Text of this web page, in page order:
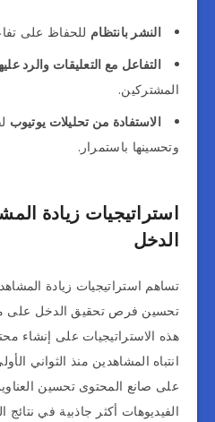
النشر بانتظام للحفاظ على
التفاعل مع التعليقات والرد
المشتركين.
الاستفادة من تحليلات يوتيوب
وتحسينها باستمرار.
استراتيجيات زيادة
الدخل
تساهم استراتيجيات زيادة
تحسين فرص تحقيق الدخل على
هذه الاستراتيجيات على إنشاء
انتباه المشاهدين منذ الثواني
على صانع المحتوى تحسين
الفيديوهات أكثر جاذبية في نتائج